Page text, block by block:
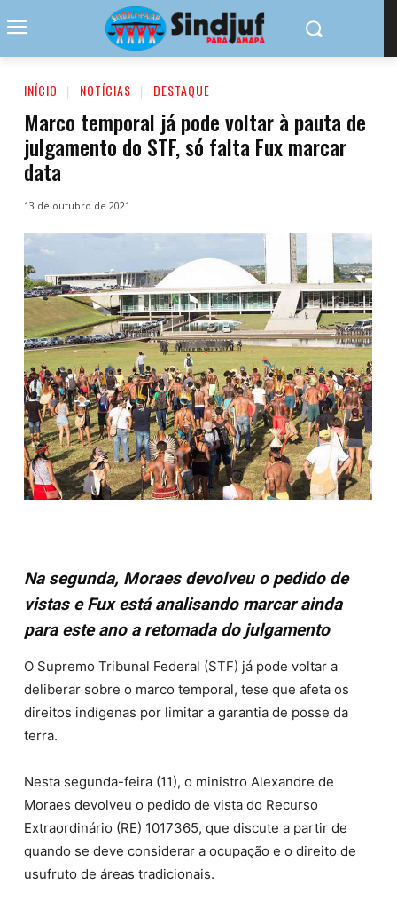
INÍCIO NOTÍCIAS DESTAQUE
Marco temporal já pode voltar à pauta de
julgamento do STF, só falta Fux marcar
data
13 de outubro de 2021
Na segunda, Moraes devolveu o pedido de
vistas e Fux está analisando marcar ainda
para este ano a retomada do julgamento
O Supremo Tribunal Federal (STF) já pode voltar a
deliberar sobre o marco temporal, tese que afeta os
direitos indígenas por limitar a garantia de posse da
terra.
Nesta segunda-feira (11), o ministro Alexandre de
Moraes devolveu o pedido de vista do Recurso
Extraordinário (RE) 1017365, que discute a partir de
quando se deve considerar a ocupação e o direito de
usufruto de áreas tradicionais.